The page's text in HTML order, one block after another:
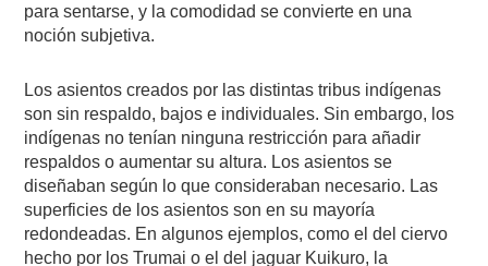
para sentarse, y la comodidad se convierte en una
noción subjetiva.
Los asientos creados por las distintas tribus indígenas
son sin respaldo, bajos e individuales. Sin embargo, los
indígenas no tenían ninguna restricción para añadir
respaldos o aumentar su altura. Los asientos se
diseñaban según lo que consideraban necesario. Las
superficies de los asientos son en su mayoría
redondeadas. En algunos ejemplos, como el del ciervo
hecho por los Trumai o el del jaguar Kuikuro, la